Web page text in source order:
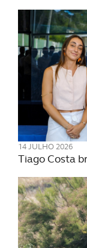
experiência de
disponibilizados.
Consulte a
14 JULHO 2026
Tiago Costa